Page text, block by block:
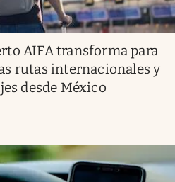
AIFA transforma para
rutas internacionales y
desde México